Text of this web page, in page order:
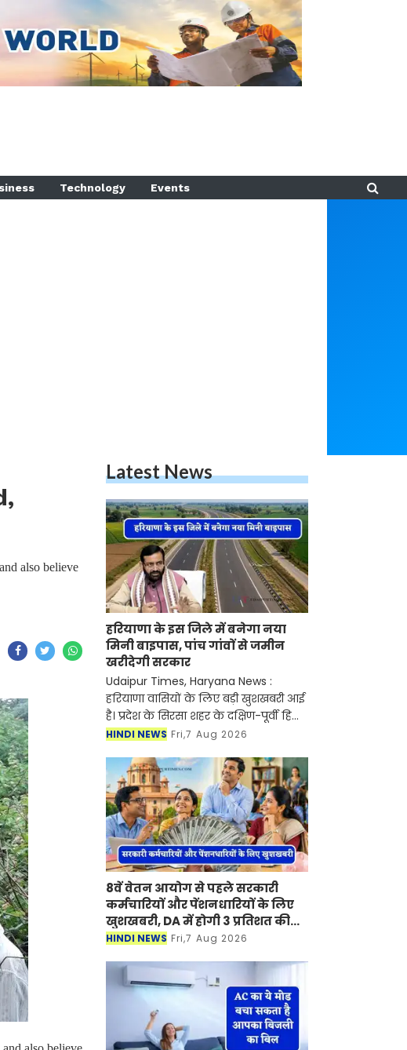
Technology Events
also believe
Latest News
हरियाणा के इस जिले में बनेगा नया
मिनी बाइपास, पांच गांवों से जमीन
खरीदेगी सरकार
Udaipur Times, Haryana News :
हरियाणा वासियों के लिए बड़ी खुशखबरी आई
है। प्रदेश के सिरसा शहर के दक्षिण-पूर्वी हिस्से
में प्रस्तावित मिनी बाइपास को लेकर करीब
पहिया तेजी से
HINDI NEWS Fri,7 Aug 2026
8वें वेतन आयोग से पहले सरकारी
कर्मचारियों और पेंशनधारियों के लिए
खुशखबरी, DA में होगी 3 प्रतिशत की
बढ़ोतरी ?
HINDI NEWS Fri,7 Aug 2026